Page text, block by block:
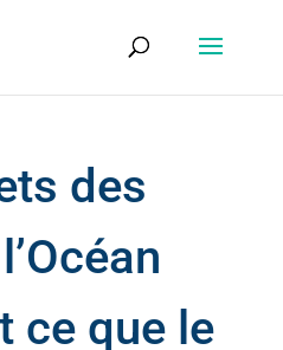
des
ce que le